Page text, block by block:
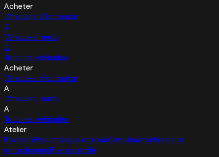
Acheter
Véhicules d'occasion
A
Véhicules neufs
A
Tous les véhicules
Acheter
Véhicules d'occasion
A
Véhicules neufs
A
Tous les véhicules
Atelier
RévisionPneumatique et roueClimatisationFreins et
amortisseursPré-contrôle